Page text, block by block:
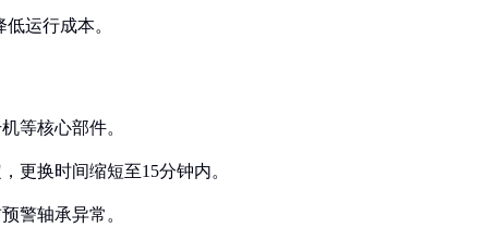
运行成本。
等核心部件。
更换时间缩短至15分钟内。
警轴承异常。